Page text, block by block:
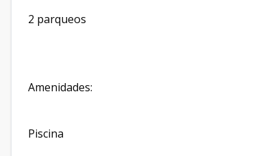
2 parqueos
Amenidades:
Piscina